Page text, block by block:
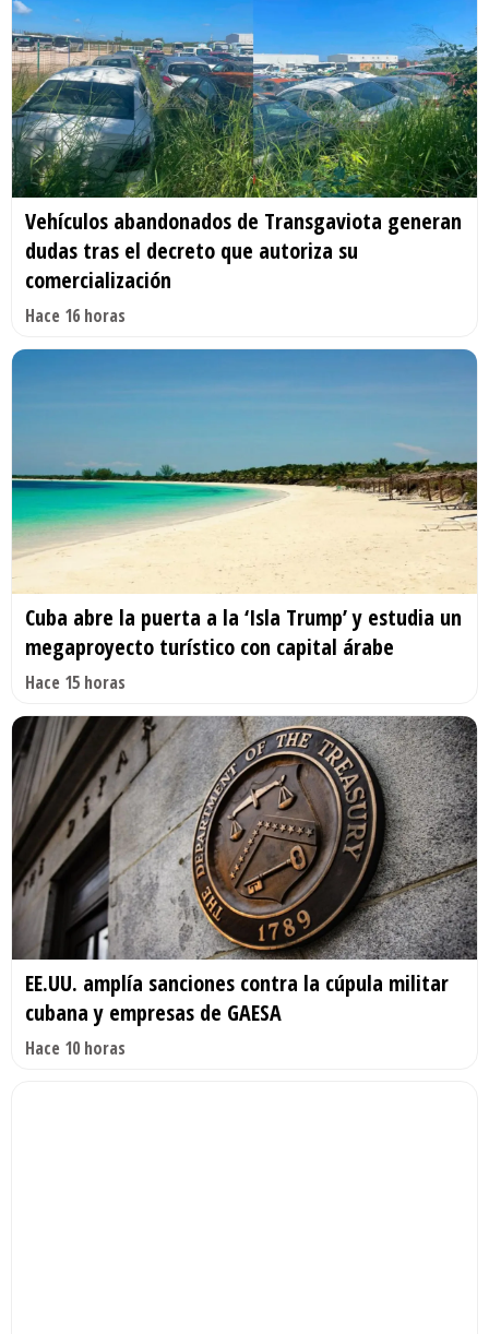
Vehículos abandonados de Transgaviota generan
dudas tras el decreto que autoriza su
comercialización
Hace 16 horas
Cuba abre la puerta a la ‘Isla Trump’ y estudia un
megaproyecto turístico con capital árabe
Hace 15 horas
EE.UU. amplía sanciones contra la cúpula militar
cubana y empresas de GAESA
Hace 10 horas